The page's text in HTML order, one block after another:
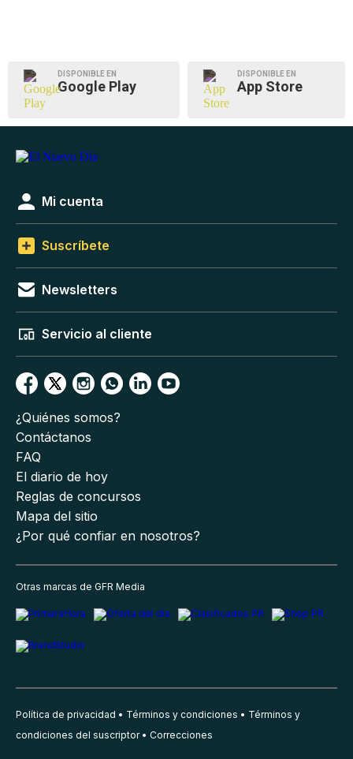
DISPONIBLE EN
Google Play
DISPONIBLE EN
App Store
Mi cuenta
Suscríbete
Newsletters
Servicio al cliente
¿Quiénes somos?
Contáctanos
FAQ
El diario de hoy
Reglas de concursos
Mapa del sitio
¿Por qué confiar en nosotros?
Otras marcas de GFR Media
Política de privacidad Términos y condiciones
Términos y
condiciones del suscriptor
Correcciones